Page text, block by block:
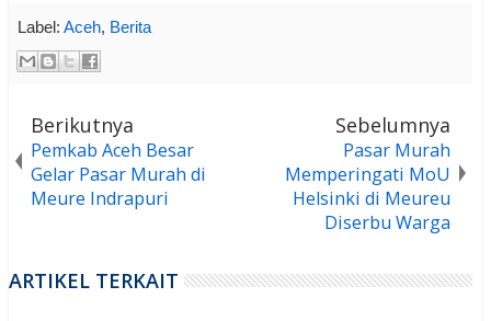
Label: Aceh, Berita
Berikutnya
Pemkab Aceh Besar
Gelar Pasar Murah di
Meure Indrapuri
Sebelumnya
Pasar Murah
Memperingati MoU
Helsinki di Meureu
Diserbu Warga
ARTIKEL TERKAIT